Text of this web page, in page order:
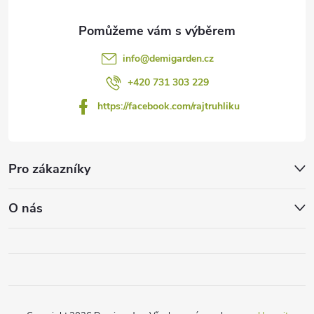
info@demigarden.cz
+420 731 303 229
https://facebook.com/rajtruhliku
Pro zákazníky
O nás